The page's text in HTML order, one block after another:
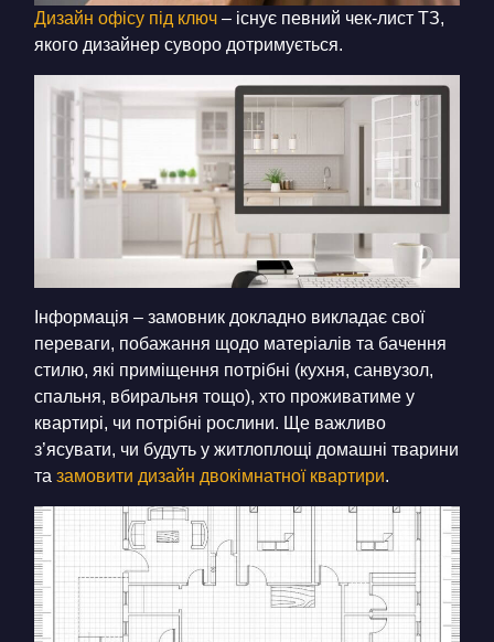
Дизайн офісу під ключ– існує певний чек-лист ТЗ,
якого дизайнер суворо дотримується.
Інформація – замовник докладно викладає свої
переваги, побажання щодо матеріалів та бачення
стилю, які приміщення потрібні (кухня, санвузол,
спальня, вбиральня тощо), хто проживатиме у
квартирі, чи потрібні рослини. Ще важливо
з’ясувати, чи будуть у житлоплощі домашні тварини
та замовити дизайн двокімнатної квартири.